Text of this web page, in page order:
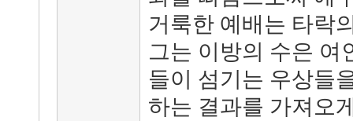
거룩한 예배는 타락
그는 이방의 수은 여
들이 섬기는 우상들
하는 결과를 가져오